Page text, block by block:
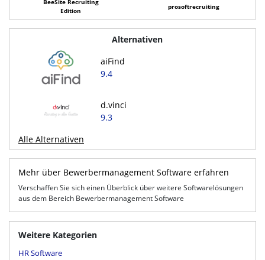
BeeSite Recruiting
Edition
prosoftrecruiting
Alternativen
aiFind
9.4
d.vinci
9.3
Alle Alternativen
Mehr über Bewerbermanagement Software erfahren
Verschaffen Sie sich einen Überblick über weitere Softwarelösungen
aus dem Bereich Bewerbermanagement Software
Weitere Kategorien
HR Software